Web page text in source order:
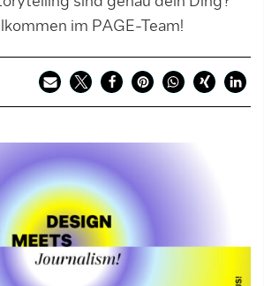
im PAGE-Team!